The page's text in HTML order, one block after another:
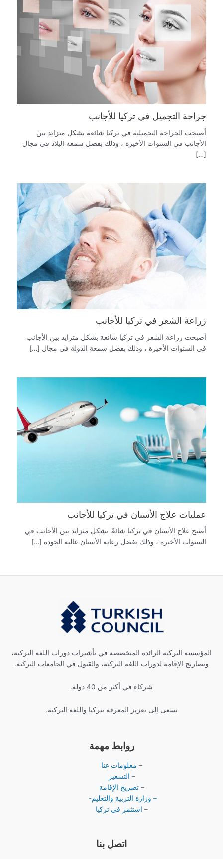
جراحة التجميل في تركيا للأجانب
أصبحت الجراحة التجميلية في تركيا شائعة بشكل متزايد بين
الأجانب في السنوات الأخيرة ، وذلك بفضل سمعة البلاد في مجال
[…]
زراعة الشعر في تركيا للأجانب
أصبحت زراعة الشعر في تركيا شائعة بشكل متزايد بين الأجانب
في السنوات الأخيرة ، وذلك بفضل سمعة الدولة في مجال […]
عمليات علاج الأسنان في تركيا للأجانب
أصبح علاج الأسنان في تركيا شائعًا بشكل متزايد بين الأجانب في
السنوات الأخيرة ، وذلك بفضل رعاية الأسنان عالية الجودة […]
المؤسسة التركية الرائدة المتخصصة في تأشيرات دورات اللغة التركية،
وتصاريح الإقامة لدورات اللغة التركية، والقبول في الجامعات التركية.
شركاء في أكثر من 40 دولة.
نسعى إلى تعزيز المعرفة بتركيا واللغة التركية.
روابط مهمة
– معلومات عنا
– التسعير
– تصريح الإقامة
– وزارة التربية والتعليم-
–استثمر في تركيا
اتصل بنا